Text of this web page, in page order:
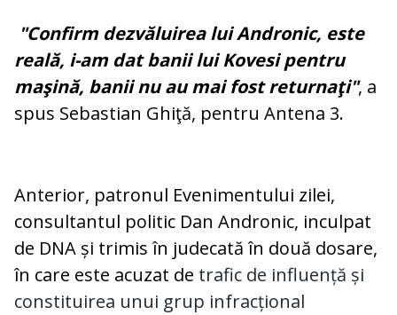
"Confirm dezvăluirea lui Andronic, este
reală, i-am dat banii lui Kovesi pentru
maşină, banii nu au mai fost returnaţi", a
spus Sebastian Ghiţă, pentru Antena 3.
Anterior, patronul Evenimentului zilei,
consultantul politic Dan Andronic, inculpat
de DNA și trimis în judecată în două dosare,
în care este acuzat de trafic de influență și
constituirea unui grup infracțional